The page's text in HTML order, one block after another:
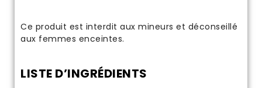
Ce produit est interdit aux mineurs et déconseillé
aux femmes enceintes.
LISTE D’INGRÉDIENTS